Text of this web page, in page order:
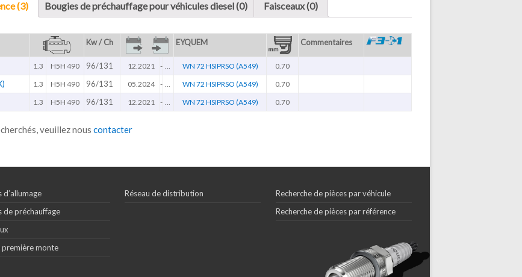
(3) Bougies de préchauffage pour véhicules diesel (0) Faisceaux (0)
Kw / Ch EYQUEM Commentaires
1.3 H5H 490 96/131 12.2021 - WN 72 HSIPRSO (A549) 0.70
1.3 H5H 490 96/131 05.2024 - WN 72 HSIPRSO (A549) 0.70
1.3 H5H 490 96/131 12.2021 - WN 72 HSIPRSO (A549) 0.70
veuillez nous contacter
d’allumage
de préchauffage
monte
Réseau de distribution
Recherche de pièces par véhicule
Recherche de pièces par référence